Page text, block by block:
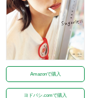
Amazonで購入
ヨドバシ.comで購入